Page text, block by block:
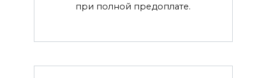
при полной предоплате.